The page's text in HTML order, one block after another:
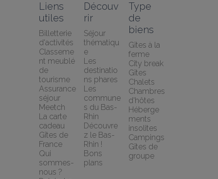
Liens
utiles
Billetterie
d'activités
Classeme
nt meublé
de
tourisme
Assurance
séjour
Meetch
La carte
cadeau
Gîtes de
France
Qui
sommes-
nous ?
Découv
rir
Séjour
thématiqu
e
Les
destinatio
ns phares
Les
commune
s du Bas-
Rhin
Découvre
z le Bas-
Rhin !
Bons
plans
Type
de
biens
Gîtes à la
ferme
City break
Gîtes
Chalets
Chambres
d'hôtes
Héberge
ments
insolites
Campings
Gîtes de
groupe